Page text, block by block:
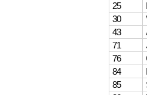
25
30
43
71
76
84
85